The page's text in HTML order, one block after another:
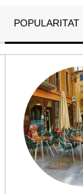
POPULARITAT